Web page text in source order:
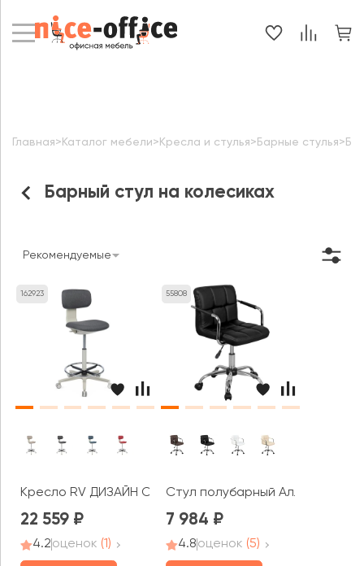
Барный стул на колесиках
Главная> Каталог мебели> Кресла и стулья> Барные стулья>
Рекомендуемые
162923
Крeсло RV ДИЗАЙН Саммит (KP13)
22 559
4.2оценок (1)
55808
Стул полубарный Аллегро
7 984
4.8оценок (5)